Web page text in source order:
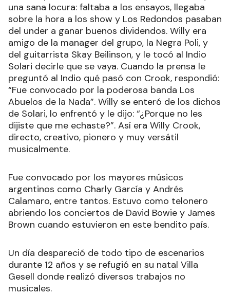
una sana locura: faltaba a los ensayos, llegaba
sobre la hora a los show y Los Redondos pasaban
del under a ganar buenos dividendos. Willy era
amigo de la manager del grupo, la Negra Poli, y
del guitarrista Skay Beilinson, y le tocó al Indio
Solari decirle que se vaya. Cuando la prensa le
preguntó al Indio qué pasó con Crook, respondió:
“Fue convocado por la poderosa banda Los
Abuelos de la Nada”. Willy se enteró de los dichos
de Solari, lo enfrentó y le dijo: “¿Porque no les
dijiste que me echaste?”. Así era Willy Crook,
directo, creativo, pionero y muy versátil
musicalmente.
Fue convocado por los mayores músicos
argentinos como Charly García y Andrés
Calamaro, entre tantos. Estuvo como telonero
abriendo los conciertos de David Bowie y James
Brown cuando estuvieron en este bendito país.
Un día despareció de todo tipo de escenarios
durante 12 años y se refugió en su natal Villa
Gesell donde realizó diversos trabajos no
musicales.